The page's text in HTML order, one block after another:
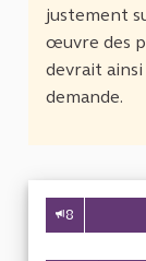
justement
œuvre des
devrait
demande.
8